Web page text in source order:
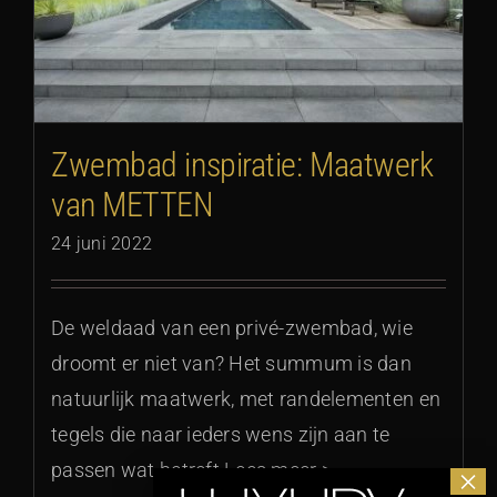
Zwembad inspiratie: Maatwerk
van METTEN
24 juni 2022
De weldaad van een privé-zwembad, wie
droomt er niet van? Het summum is dan
natuurlijk maatwerk, met randelementen en
tegels die naar ieders wens zijn aan te
passen wat betreft Lees meer >